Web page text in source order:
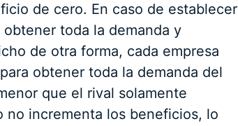
de cero. En caso de establecer
toda la demanda y
de otra forma, cada empresa
obtener toda la demanda del
que el rival solamente
no incrementa los beneficios, lo